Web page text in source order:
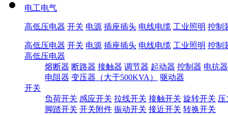
电工电气
高低压电器 开关 电源 插座插头 电线电缆 工业照明 控制
高低压电器 开关 电源 插座插头 电线电缆 工业照明 控制
高低压电器
熔断器 断路器 接触器 调节器 起动器 控制器 电抗器
电阻器 变压器（大于500KVA）
驱动器
开关
负荷开关 感应开关 拉线开关 接触开关 旋转开关 压
脚踏开关 开关附件 振动开关 接近开关 转换开关